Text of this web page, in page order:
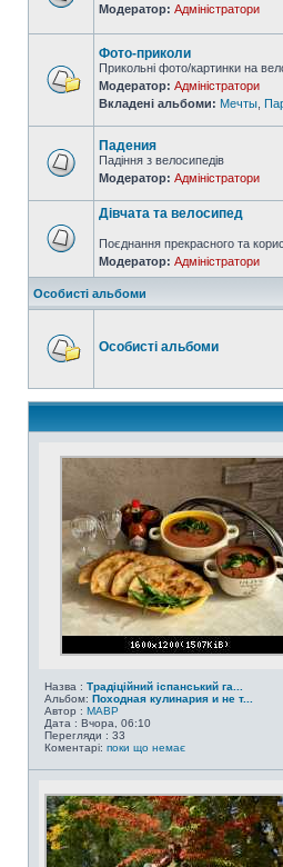
Модератор: Адміністратори
Фото-приколи
Прикольні фото/картинки на
Модератор: Адміністратори
Вкладені альбоми: Мечты
Падения
Падіння з велосипедів
Модератор: Адміністратори
Дівчата та велосипед
Поєднання прекрасного та
Модератор: Адміністратори
Особисті альбоми
Особисті альбоми
Назва : Традіційний іспанський га...
Альбом: Походная кулинария и не т...
Автор : MABP
Дата : Вчора, 06:10
Перегляди : 33
Коментарі: поки що немає